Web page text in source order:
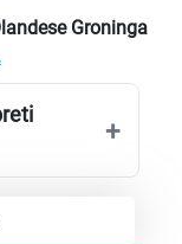
Groninga